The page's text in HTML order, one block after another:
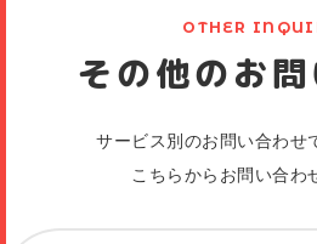
OTHER
その他のお
サービス別のお問い合わせ
こちらからお問い合わ